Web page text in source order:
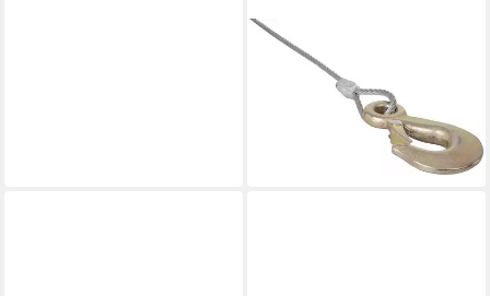
GÜDE
Seilzug Güde Seilwinde
Zugkraft 750 kg Seillänge 20
lieferbar - in 2-3 Werktagen bei dir